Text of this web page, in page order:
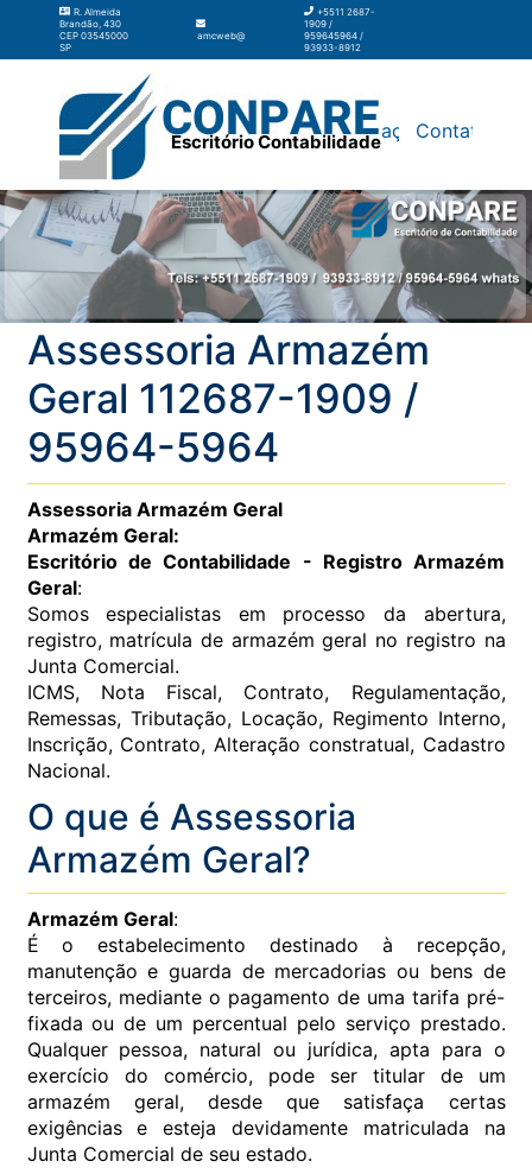
R. Almeida
Brandão, 430
CEP 03545000
SP
amcweb@amcweb.com.br
+5511 2687-
1909 /
959645964 /
93933-8912
Silos GalpãoContabilidadeTerceirizaçãoContato
Escritório Contabilidade
Assessoria Armazém
Geral 112687-1909 /
95964-5964
Assessoria Armazém Geral
Armazém Geral:
Escritório de Contabilidade - Registro Armazém
Geral:
Somos especialistas em processo da abertura,
registro, matrícula de armazém geral no registro na
Junta Comercial.
ICMS, Nota Fiscal, Contrato, Regulamentação,
Remessas, Tributação, Locação, Regimento Interno,
Inscrição, Contrato, Alteração constratual, Cadastro
Nacional.
O que é Assessoria
Armazém Geral?
Armazém Geral:
É o estabelecimento destinado à recepção,
manutenção e guarda de mercadorias ou bens de
terceiros, mediante o pagamento de uma tarifa pré-
fixada ou de um percentual pelo serviço prestado.
Qualquer pessoa, natural ou jurídica, apta para o
exercício do comércio, pode ser titular de um
armazém geral, desde que satisfaça certas
exigências e esteja devidamente matriculada na
Junta Comercial de seu estado.